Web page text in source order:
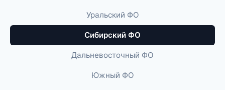
Уральский ФО
Сибирский ФО
Дальневосточный ФО
Южный ФО